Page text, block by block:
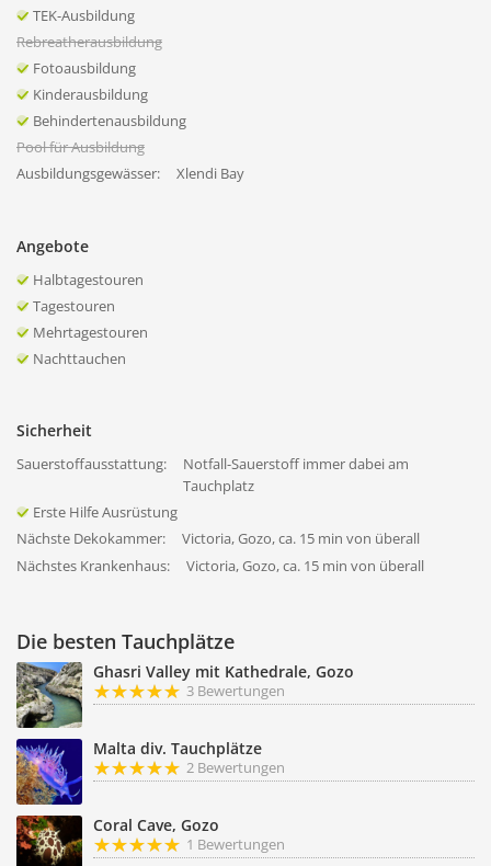
TEK-Ausbildung
Rebreatherausbildung
Fotoausbildung
Kinderausbildung
Behindertenausbildung
Pool für Ausbildung
Ausbildungsgewässer:
Xlendi Bay
Angebote
Halbtagestouren
Tagestouren
Mehrtagestouren
Nachttauchen
Sicherheit
Sauerstoffausstattung:
Notfall-Sauerstoff immer dabei am
Tauchplatz
Erste Hilfe Ausrüstung
Nächste Dekokammer:
Victoria, Gozo, ca. 15 min von überall
Nächstes Krankenhaus:
Victoria, Gozo, ca. 15 min von überall
Die besten Tauchplätze
Ghasri Valley mit Kathedrale, Gozo
3 Bewertungen
Malta div. Tauchplätze
2 Bewertungen
Coral Cave, Gozo
1 Bewertungen